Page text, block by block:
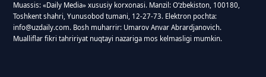
Muassis: «Daily Media» xususiy korxonasi. Manzil: Oʻzbekiston, 100180,
Toshkent shahri, Yunusobod tumani, 12-27-73. Elektron pochta:
info@uzdaily.com. Bosh muharrir: Umarov Anvar Abrardjanovich.
Mualliflar fikri tahririyat nuqtayi nazariga mos kelmasligi mumkin.